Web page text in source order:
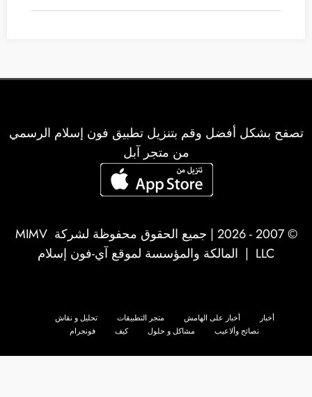
تصفح بشكل أفضل وقم بتنزيل تطبيق فون إسلام الرسمي
من متجر آبل
© 2007 - 2026 | جميع الحقوق محفوظة لشركة
MIMV
LLC | المالكة والمؤسسة لموقع آي-فون إسلام
أخبار أخبار على الهامش متجر التطبيقات
تحليل و نقاش
نصائح وألاعيب
مشاكل و حلول كيف فونجرام